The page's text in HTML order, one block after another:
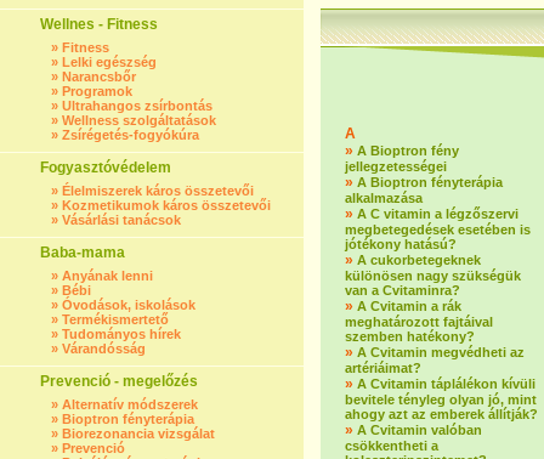
Wellnes - Fitness
» Fitness
» Lelki egészség
» Narancsbőr
» Programok
» Ultrahangos zsírbontás
» Wellness szolgáltatások
» Zsírégetés-fogyókúra
Fogyasztóvédelem
» Élelmiszerek káros összetevői
» Kozmetikumok káros összetevői
» Vásárlási tanácsok
Baba-mama
» Anyának lenni
» Bébi
» Óvodások, iskolások
» Termékismertető
» Tudományos hírek
» Várandósság
Prevenció - megelőzés
» Alternatív módszerek
» Bioptron fényterápia
» Biorezonancia vizsgálat
» Prevenció
A
» A Bioptron fény
jellegzetességei
» A Bioptron fényterápia
alkalmazása
» A C vitamin a légzőszervi
megbetegedések esetében is
jótékony hatású?
» A cukorbetegeknek
különösen nagy szükségük
van a Cvitaminra?
» A Cvitamin a rák
meghatározott fajtáival
szemben hatékony?
» A Cvitamin megvédheti az
artériáimat?
» A Cvitamin táplálékon kívüli
bevitele tényleg olyan jó, mint
ahogy azt az emberek állítják?
» A Cvitamin valóban
csökkentheti a